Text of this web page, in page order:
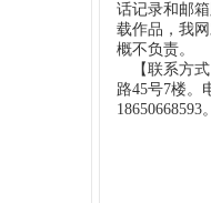
话记录和邮
载作品，我
概不负责。
【联系方式
路45号7楼。
18650668593